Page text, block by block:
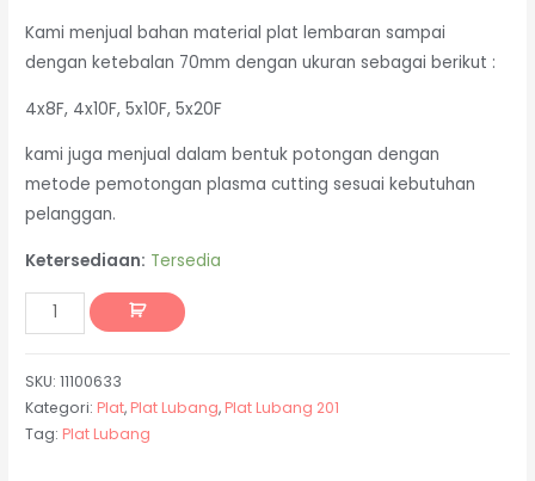
Kami menjual bahan material plat lembaran sampai
dengan ketebalan 70mm dengan ukuran sebagai berikut :
4x8F, 4x10F, 5x10F, 5x20F
kami juga menjual dalam bentuk potongan dengan
metode pemotongan plasma cutting sesuai kebutuhan
pelanggan.
Ketersediaan: Tersedia
SKU:11100633
Kategori: Plat, Plat Lubang, Plat Lubang 201
Tag: Plat Lubang